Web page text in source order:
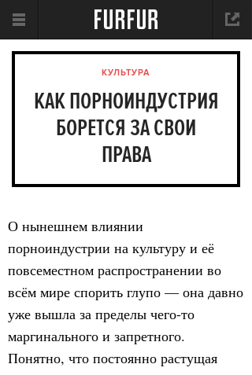
КУЛЬТУРА
КАК ПОРНОИНДУСТРИЯ
БОРЕТСЯ ЗА СВОИ
ПРАВА
О нынешнем влиянии
порноиндустрии на культуру и её
повсеместном распространении во
всём мире спорить глупо — она давно
уже вышла за пределы чего-то
маргинального и запретного.
Понятно, что постоянно растущая